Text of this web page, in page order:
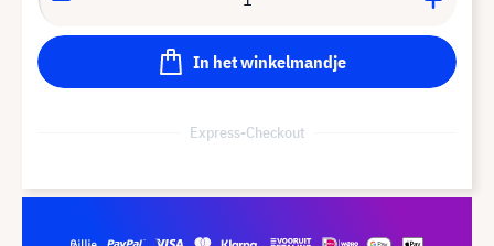
In het winkelmandje
Express-Checkout